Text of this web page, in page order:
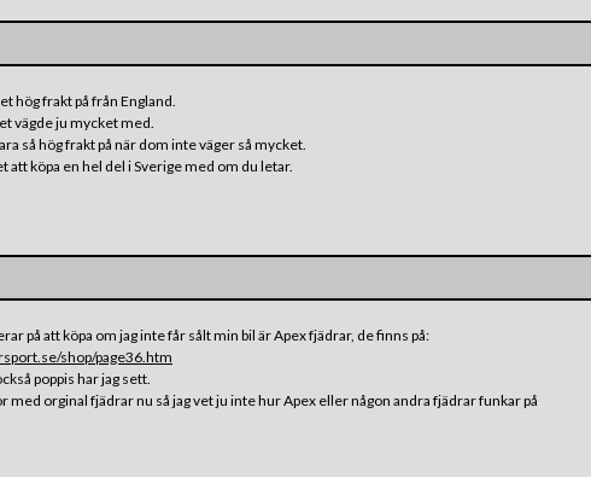
hög frakt på från England.
vägde ju mycket med.
så hög frakt på när dom inte väger så mycket.
att köpa en hel del i Sverige med om du letar.
på att köpa om jag inte får sålt min bil är Apex fjädrar, de finns på:
shop/page36.htm
poppis har jag sett.
med orginal fjädrar nu så jag vet ju inte hur Apex eller någon andra fjädrar funkar på